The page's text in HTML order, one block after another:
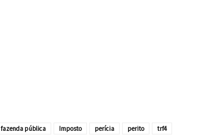
fazenda pública Imposto perícia perito
trf4